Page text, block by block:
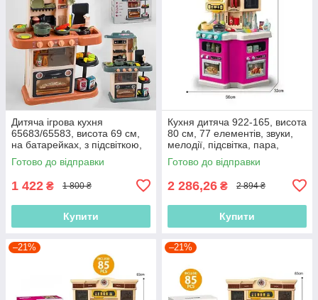
Дитяча ігрова кухня
65683/65583, висота 69 см,
на батарейках, з підсвіткою,
звуком, мелодіями, парою та
водою
Готово до відправки
1 422 ₴ 1 800 ₴
Купити
Кухня дитяча 922-165, висота
80 см, 77 елементів, звуки,
мелодії, підсвітка, пара,
автоматичне подавання води
Готово до відправки
2 286,26 ₴ 2 894 ₴
Купити
–21% –21%